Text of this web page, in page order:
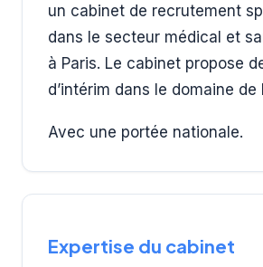
un cabinet de recrutement
dans le secteur médical et
à Paris. Le cabinet propose
d’intérim dans le domaine de
Avec une portée nationale.
Expertise du cabinet